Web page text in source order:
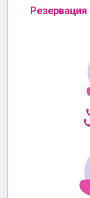
Резервация